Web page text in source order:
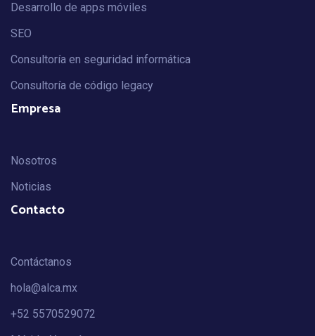
Desarrollo de apps móviles
SEO
Consultoría en seguridad informática
Consultoría de código legacy
Empresa
Nosotros
Noticias
Contacto
Contáctanos
hola@alca.mx
+52 5570529072